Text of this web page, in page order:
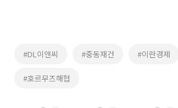
#DL이앤씨 #중동재건 #이란경제
#호르무즈해협